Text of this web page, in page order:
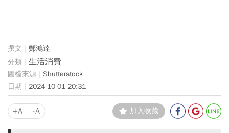
鄭鴻達
生活消費
Shutterstock
2024-10-01 20:31
+A -A 加入收藏